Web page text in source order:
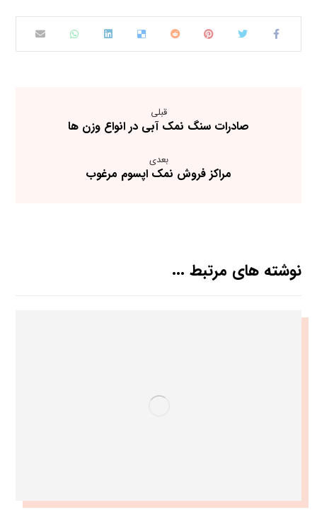
قبلی
صادرات سنگ نمک آبی در انواع وزن ها
بعدی
مراکز فروش نمک اپسوم مرغوب
نوشته های مرتبط ...